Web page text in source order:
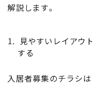
解説します。
見やすいレイアウ
する
入居者募集のチラシ